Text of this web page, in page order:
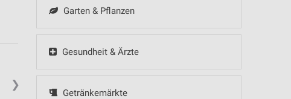
Garten & Pflanzen
Gesundheit & Ärzte
Getränkemärkte
❯